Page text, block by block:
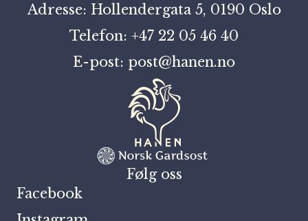
Adresse: Hollendergata 5, 0190 Oslo
Telefon: +47 22 05 46 40
E-post: post@hanen.no
Følg oss
Facebook